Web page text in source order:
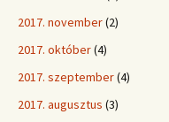
2017. november(2)
2017. október(4)
2017. szeptember(4)
2017. augusztus (3)